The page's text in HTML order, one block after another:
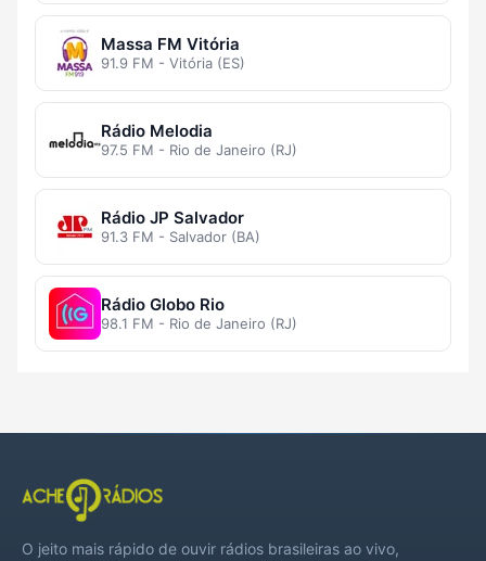
Massa FM Vitória
91.9 FM - Vitória (ES)
Rádio Melodia
97.5 FM - Rio de Janeiro (RJ)
Rádio JP Salvador
91.3 FM - Salvador (BA)
Rádio Globo Rio
98.1 FM - Rio de Janeiro (RJ)
O jeito mais rápido de ouvir rádios brasileiras ao vivo,